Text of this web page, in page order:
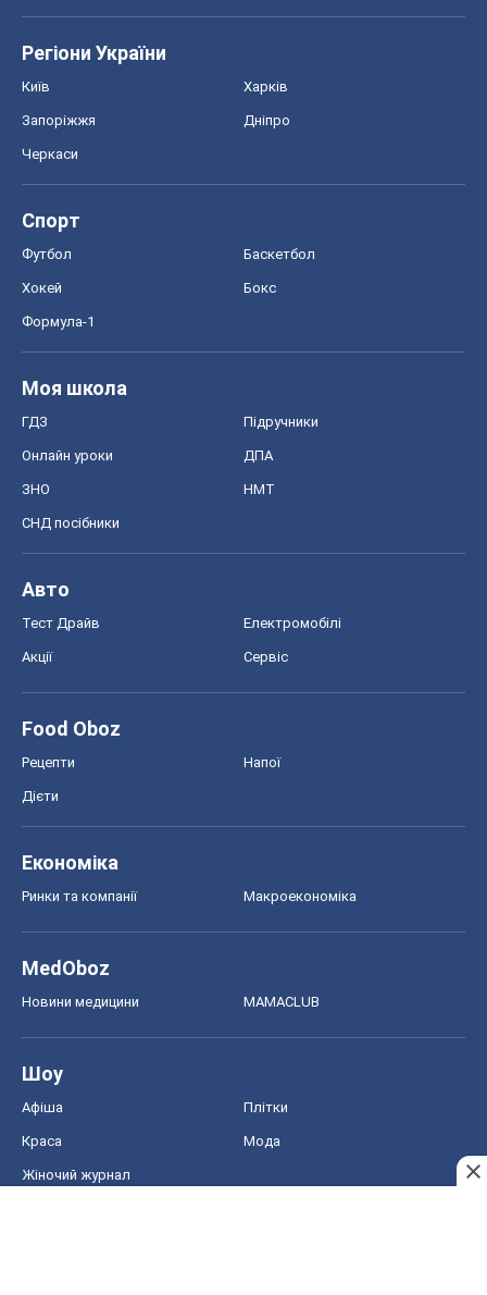
Регіони України
Київ Харків
Запоріжжя Дніпро
Черкаси
Спорт
Футбол Баскетбол
Хокей Бокс
Формула-1
Моя школа
ГДЗ Підручники
Онлайн уроки ДПА
ЗНО НМТ
СНД посібники
Авто
Тест Драйв Електромобілі
Акції Сервіс
Food Oboz
Рецепти Напої
Дієти
Економіка
Ринки та компанії Макроекономіка
MedOboz
Новини медицини MAMACLUB
Шоу
Афіша Плітки
Краса Мода
Жіночий журнал